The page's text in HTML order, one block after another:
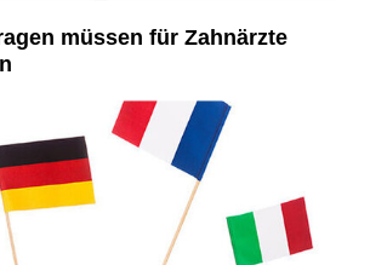
müssen für Zahnärzte